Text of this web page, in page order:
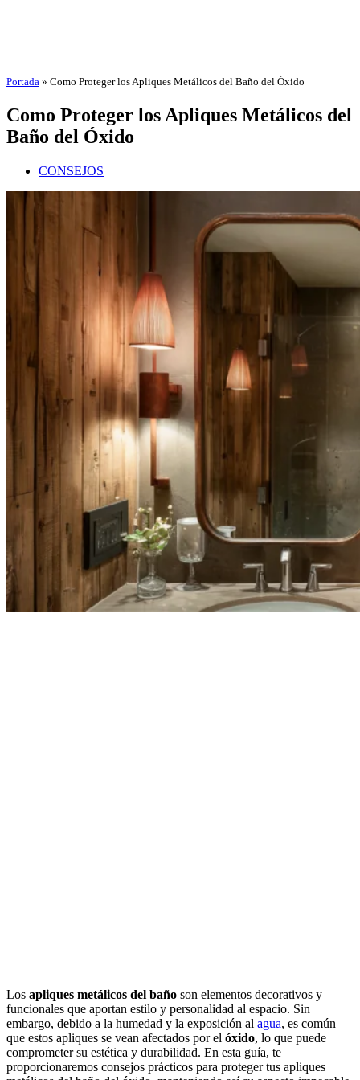
Portada » Como Proteger los Apliques Metálicos del Baño del Óxido
Como Proteger los Apliques Metálicos del
Baño del Óxido
CONSEJOS
Los apliques metálicos del baño son elementos decorativos y
funcionales que aportan estilo y personalidad al espacio. Sin
embargo, debido a la humedad y la exposición al agua, es común
que estos apliques se vean afectados por el óxido, lo que puede
comprometer su estética y durabilidad. En esta guía, te
proporcionaremos consejos prácticos para proteger tus apliques